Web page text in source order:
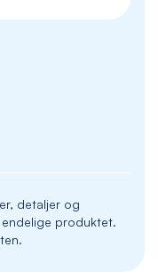
detaljer og
produktet.